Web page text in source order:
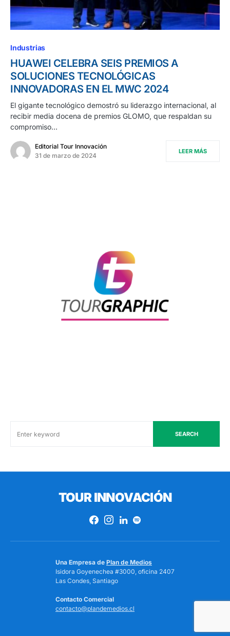
Industrias
HUAWEI CELEBRA SEIS PREMIOS A
SOLUCIONES TECNOLÓGICAS
INNOVADORAS EN EL MWC 2024
El gigante tecnológico demostró su liderazgo internacional, al
recibir media docena de premios GLOMO, que respaldan su
compromiso…
Editorial Tour Innovación
31 de marzo de 2024
LEER MÁS
SEARCH
TOUR INNOVACIÓN
Una Empresa de Plan de Medios
Isidora Goyenechea #3000, oficina 2407
Las Condes, Santiago
Contacto Comercial
contacto@plandemedios.cl